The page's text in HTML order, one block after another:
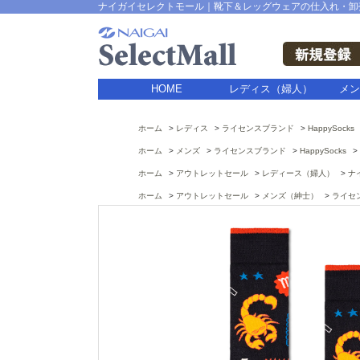
ナイガイセレクトモール｜靴下＆レッグウェアの仕入れ・
HOME レディス（婦人） メ
ホーム レディス ライセンスブランド HappySocks
ホーム メンズ ライセンスブランド HappySocks
ホーム アウトレットセール レディース（婦人） ナ
ホーム アウトレットセール メンズ（紳士） ライセ